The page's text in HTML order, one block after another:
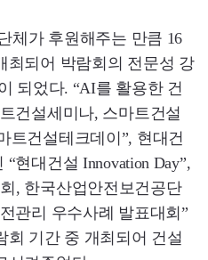
체가 후원해주는 만큼 16
최되어 박람회의 전문성 강
되었다. “AI를 활용한 건
건설세미나, 스마트건설
트건설테크데이”, 현대건
현대건설 Innovation Day”,
, 한국산업안전보건공단
관리 우수사례 발표대회”
회 기간 중 개최되어 건설